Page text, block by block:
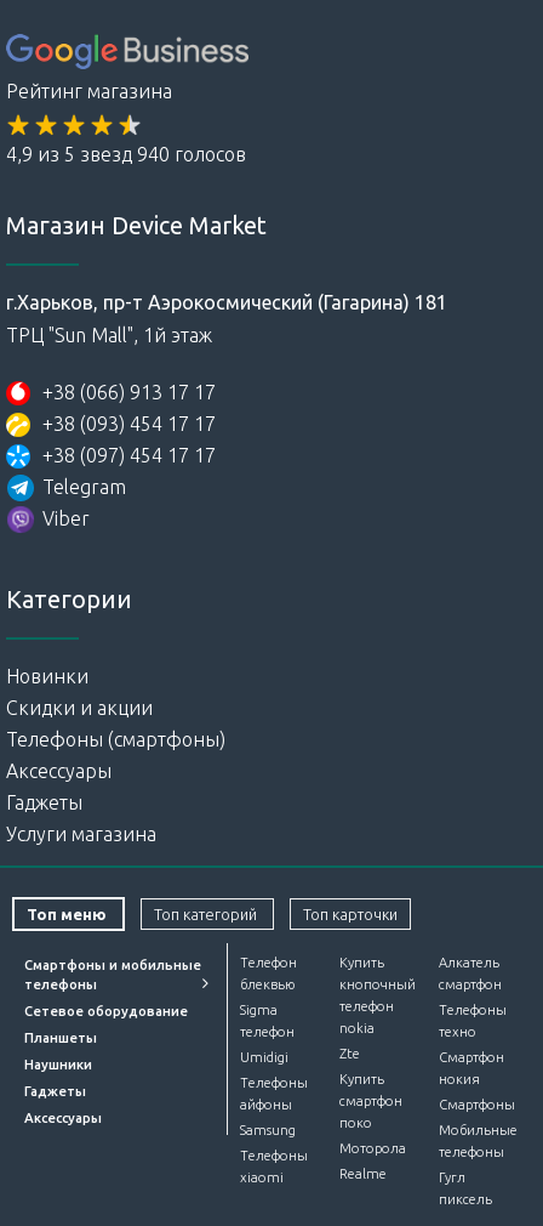
Рейтинг магазина
4,9 из 5 звезд 940 голосов
Магазин Device Market
г.Харьков, пр-т Аэрокосмический (Гагарина) 181
ТРЦ "Sun Mall", 1й этаж
+38 (066) 913 17 17
+38 (093) 454 17 17
+38 (097) 454 17 17
Telegram
Viber
Категории
Новинки
Скидки и акции
Телефоны (смартфоны)
Аксессуары
Гаджеты
Услуги магазина
Топ меню Топ категорий Топ карточки
Смартфоны и мобильные
телефоны
Сетевое оборудование
Планшеты
Наушники
Гаджеты
Аксессуары
Телефон
блеквью
Sigma
телефон
Umidigi
Телефоны
айфоны
Samsung
Телефоны
xiaomi
Купить
кнопочный
телефон
nokia
Zte
Купить
смартфон
поко
Моторола
Realme
Алкатель
смартфон
Телефоны
техно
Смартфон
нокия
Смартфоны
Мобильные
телефоны
Гугл
пиксель